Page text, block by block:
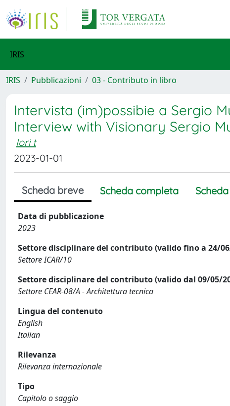
IRIS
IRIS Pubblicazioni 03 - Contributo in libro
Intervista (im)possibie a Sergio
Interview with Visionary Sergio
Iori t
2023-01-01
Scheda breve Scheda completa
Data di pubblicazione
2023
Settore disciplinare del contributo (valido fino a 24/
Settore ICAR/10
Settore disciplinare del contributo (valido dal 09/05/
Settore CEAR-08/A - Architettura tecnica
Lingua del contenuto
English
Italian
Rilevanza
Rilevanza internazionale
Tipo
Capitolo o saggio